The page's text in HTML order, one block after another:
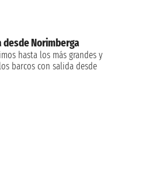
Norimberga
hasta los más grandes y
barcos con salida desde